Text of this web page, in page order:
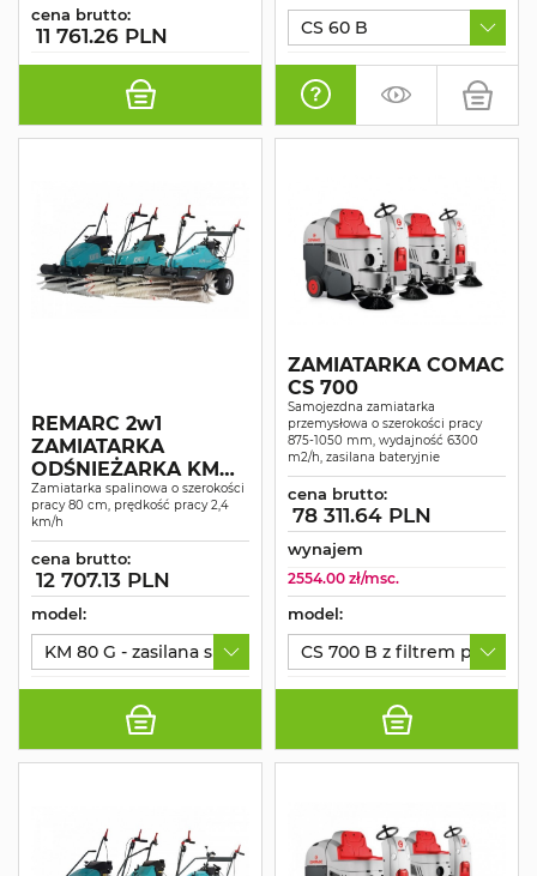
cena brutto:
11 761.26 PLN CS 60 B
REMARC 2w1
ZAMIATARKA
ODŚNIEŻARKA KM
80
Zamiatarka spalinowa o szerokości
pracy 80 cm, prędkość pracy 2,4
km/h
cena brutto:
12 707.13 PLN
model:
KM 80 G - zasilana spalinowo, szerokość pracy 80 cm
ZAMIATARKA COMAC
CS 700
Samojezdna zamiatarka
przemysłowa o szerokości pracy
875-1050 mm, wydajność 6300
m2/h, zasilana bateryjnie
cena brutto:
78 311.64 PLN
wynajem
2554.00 zł/msc.
model:
CS 700 B z filtrem